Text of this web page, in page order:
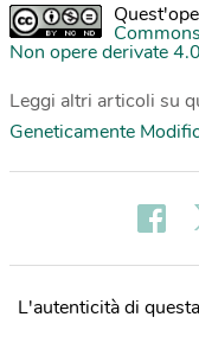
Non opere derivate
Leggi altri articoli su
Geneticamente
L'autenticità di